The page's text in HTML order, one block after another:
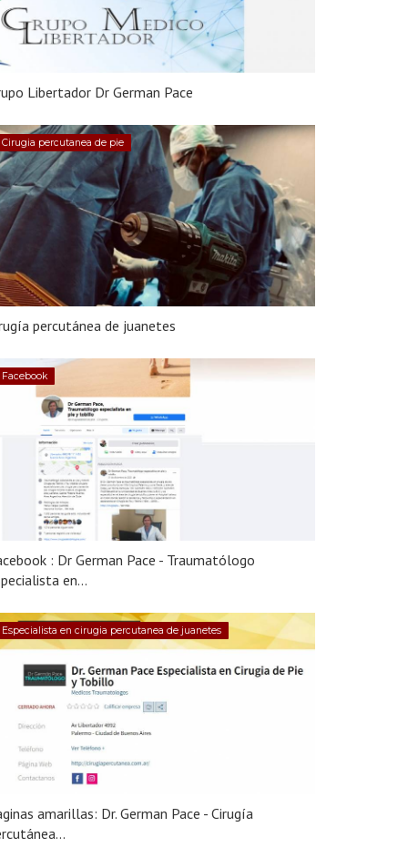
Libertador Dr German Pace
Cirugia percutanea de pie
percutánea de juanetes
Facebook
: Dr German Pace - Traumatólogo
en...
Especialista en cirugia percutanea de juanetes
amarillas: Dr. German Pace - Cirugía